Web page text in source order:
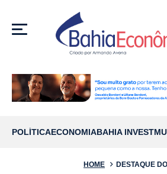
MENU
POLÍTICAECONOMIABAHIA INVEST
HOME DESTAQUE